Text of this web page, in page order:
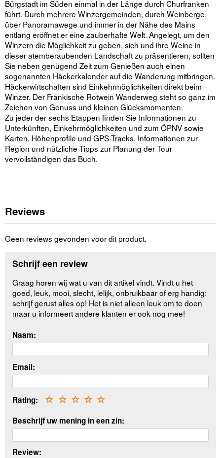
Bürgstadt im Süden einmal in der Länge durch Churfranken
führt. Durch mehrere Winzergemeinden, durch Weinberge,
über Panoramawege und immer in der Nähe des Mains
entlang eröffnet er eine zauberhafte Welt. Angelegt, um den
Winzern die Möglichkeit zu geben, sich und ihre Weine in
dieser atemberaubenden Landschaft zu präsentieren, sollten
Sie neben genügend Zeit zum Genießen auch einen
sogenannten Häckerkalender auf die Wanderung mitbringen.
Häckerwirtschaften sind Einkehrmöglichkeiten direkt beim
Winzer. Der Fränkische Rotwein Wanderweg steht so ganz im
Zeichen von Genuss und kleinen Glücksmomenten.
Zu jeder der sechs Etappen finden Sie Informationen zu
Unterkünften, Einkehrmöglichkeiten und zum ÖPNV sowie
Karten, Höhenprofile und GPS-Tracks. Informationen zur
Region und nützliche Tipps zur Planung der Tour
vervollständigen das Buch.
Reviews
Geen reviews gevonden voor dit product.
Schrijf een review
Graag horen wij wat u van dit artikel vindt. Vindt u het
goed, leuk, mooi, slecht, lelijk, onbruikbaar of erg handig:
schrijf gerust alles op! Het is niet alleen leuk om te doen
maar u informeert andere klanten er ook nog mee!
Naam:
Email:
Rating: ☆
☆
☆
☆
☆
Beschrijf uw mening in een zin:
Review: